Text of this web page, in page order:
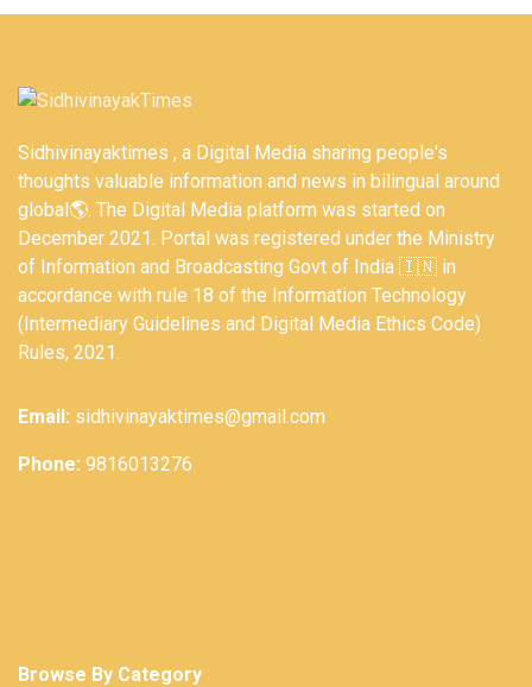
Sidhivinayaktimes , a Digital Media sharing people's
thoughts valuable information and news in bilingual around
global🌎. The Digital Media platform was started on
December 2021. Portal was registered under the Ministry
of Information and Broadcasting Govt of India 🇮🇳 in
accordance with rule 18 of the Information Technology
(Intermediary Guidelines and Digital Media Ethics Code)
Rules, 2021.
Email: sidhivinayaktimes@gmail.com
Phone: 9816013276
Browse By Category